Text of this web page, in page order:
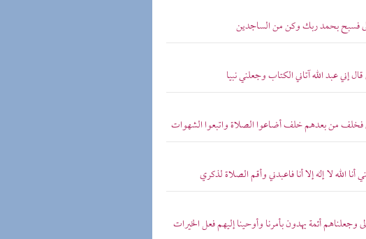
فسبح بحمد ربك وكن من الساجدين
إني عبد الله آتاني الكتاب وجعلني نبيا
فخلف من بعدهم خلف أضاعوا الصلاة واتبعوا الشهوات
الله لا إله إلا أنا فاعبدني وأقم الصلاة لذكري
وجعلناهم أئمة يهدون بأمرنا وأوحينا إليهم فعل الخيرات